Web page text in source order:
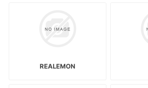
REALEMON